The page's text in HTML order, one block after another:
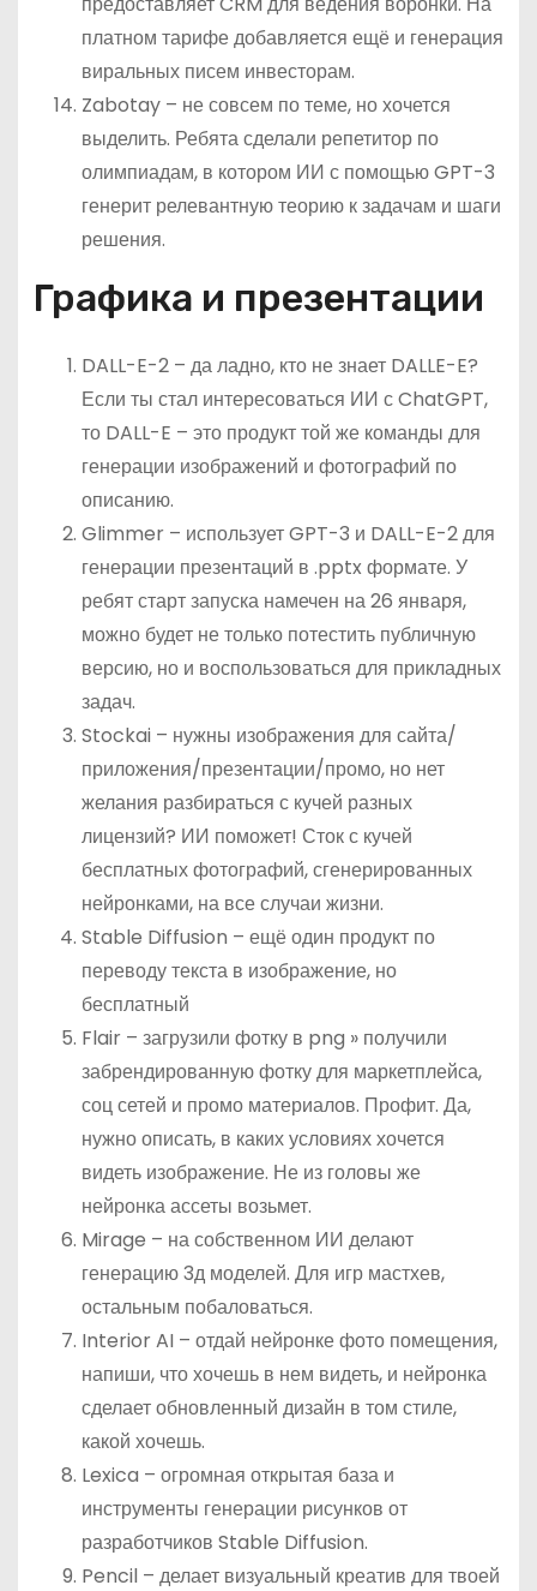
платном тарифе добавляется ещё и генерация
виральных писем инвесторам.
Zabotay – не совсем по теме, но хочется
выделить. Ребята сделали репетитор по
олимпиадам, в котором ИИ с помощью GPT-3
генерит релевантную теорию к задачам и шаги
решения.
Графика и презентации
DALL-E-2 – да ладно, кто не знает DALLE-E?
Если ты стал интересоваться ИИ с ChatGPT,
то DALL-E – это продукт той же команды для
генерации изображений и фотографий по
описанию.
Glimmer – использует GPT-3 и DALL-E-2 для
генерации презентаций в .pptx формате. У
ребят старт запуска намечен на 26 января,
можно будет не только потестить публичную
версию, но и воспользоваться для прикладных
задач.
Stockai – нужны изображения для сайта/
приложения/презентации/промо, но нет
желания разбираться с кучей разных
лицензий? ИИ поможет! Сток с кучей
бесплатных фотографий, сгенерированных
нейронками, на все случаи жизни.
Stable Diffusion – ещё один продукт по
переводу текста в изображение, но
бесплатный
Flair – загрузили фотку в png » получили
забрендированную фотку для маркетплейса,
соц сетей и промо материалов. Профит. Да,
нужно описать, в каких условиях хочется
видеть изображение. Не из головы же
нейронка ассеты возьмет.
Mirage – на собственном ИИ делают
генерацию 3д моделей. Для игр мастхев,
остальным побаловаться.
Interior AI – отдай нейронке фото помещения,
напиши, что хочешь в нем видеть, и нейронка
сделает обновленный дизайн в том стиле,
какой хочешь.
Lexica – огромная открытая база и
инструменты генерации рисунков от
разработчиков Stable Diffusion.
Pencil – делает визуальный креатив для твоей